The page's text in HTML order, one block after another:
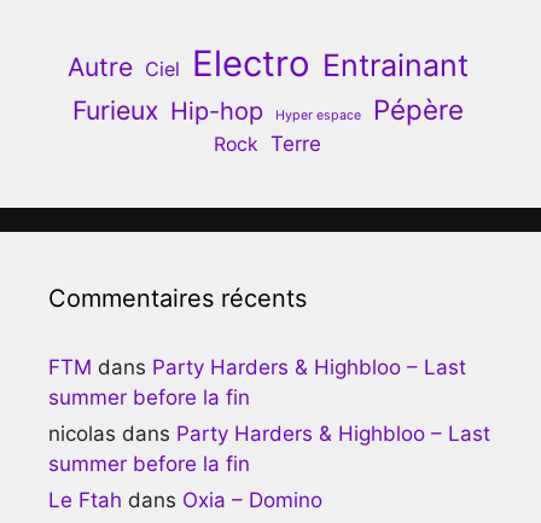
Autre Ciel Electro Entrainant
Furieux Hip-hop Hyper espace Pépère
Rock Terre
Commentaires récents
FTM dans Party Harders & Highbloo – Last
summer before la fin
nicolas dans Party Harders & Highbloo – Last
summer before la fin
Le Ftah dans Oxia – Domino